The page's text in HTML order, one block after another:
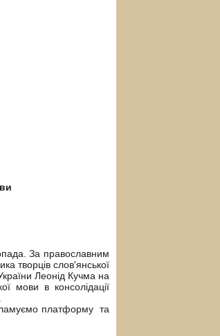
За православним
творців слов'янської
Леонід Кучма на
мови в консолідації
платформу та